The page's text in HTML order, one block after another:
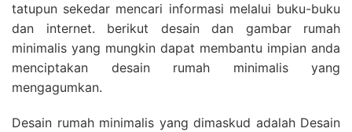
tatupun sekedar mencari informasi melalui buku-buku
dan internet. berikut desain dan gambar rumah
minimalis yang mungkin dapat membantu impian anda
menciptakan desain rumah minimalis yang
mengagumkan.
Desain rumah minimalis yang dimaskud adalah Desain